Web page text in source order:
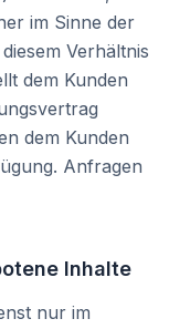
im Sinne der
Verhältnis
dem Kunden
dem Kunden
Anfragen
Inhalte
nur im